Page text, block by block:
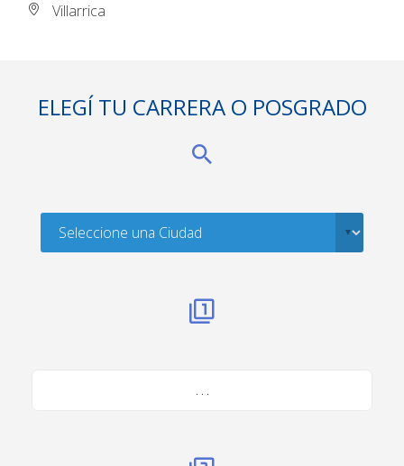
Villarrica
ELEGÍ TU CARRERA O POSGRADO
. . .